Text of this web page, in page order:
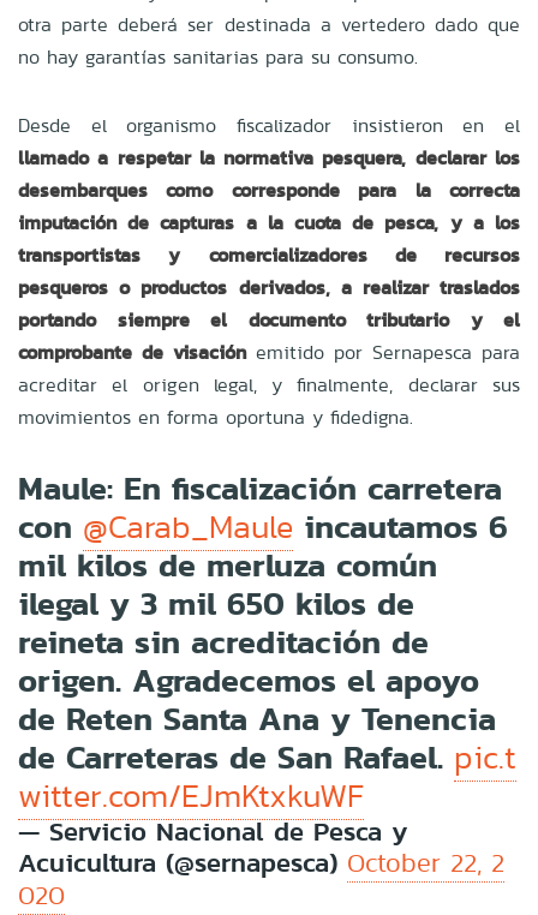
otra parte deberá ser destinada a vertedero dado que
no hay garantías sanitarias para su consumo.
Desde el organismo fiscalizador insistieron en el
llamado a respetar la normativa pesquera, declarar los
desembarques como corresponde para la correcta
imputación de capturas a la cuota de pesca, y a los
transportistas y comercializadores de recursos
pesqueros o productos derivados, a realizar traslados
portando siempre el documento tributario y el
comprobante de visaciónemitido por Sernapesca para
acreditar el origen legal, y finalmente, declarar sus
movimientos en forma oportuna y fidedigna.
Maule: En fiscalización carretera
con @Carab_Maule incautamos 6
mil kilos de merluza común
ilegal y 3 mil 650 kilos de
reineta sin acreditación de
origen. Agradecemos el apoyo
de Reten Santa Ana y Tenencia
de Carreteras de San Rafael. pic.t
witter.com/EJmKtxkuWF
— Servicio Nacional de Pesca y
Acuicultura (@sernapesca) October 22, 2
020